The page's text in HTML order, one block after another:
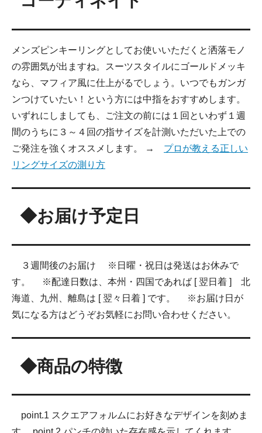
メンズピンキーリングとしてお使いいただくと洒落モノ
の雰囲気が出ますね。スーツスタイルにゴールドメッキ
なら、マフィア風に仕上がるでしょう。いつでもガンガ
ンつけていたい！という方には中指をおすすめします。
いずれにしましても、ご注文の前には１回といわず１週
間のうちに３～４回の指サイズを計測いただいた上での
ご発注を強くオススメします。 → プロが教える正しい
リングサイズの測り方
◆お届け予定日
３週間後のお届け ※日曜・祝日は発送はお休みで
す。 ※配達日数は、本州・四国であれば [ 翌日着 ] 北
海道、九州、離島は [ 翌々日着 ] です。 ※お届け日が
気になる方はどうぞお気軽にお問い合わせください。
◆商品の特徴
point.1 スクエアフォルムにお好きなデザインを刻めま